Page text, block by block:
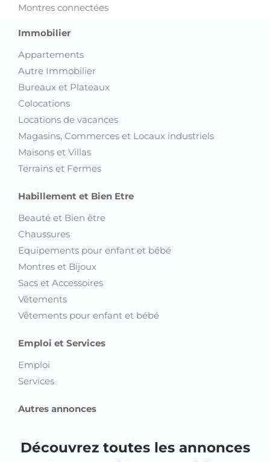
Montres connectées
Immobilier
Appartements
Autre Immobilier
Bureaux et Plateaux
Colocations
Locations de vacances
Magasins, Commerces et Locaux industriels
Maisons et Villas
Terrains et Fermes
Habillement et Bien Etre
Beauté et Bien être
Chaussures
Equipements pour enfant et bébé
Montres et Bijoux
Sacs et Accessoires
Vêtements
Vêtements pour enfant et bébé
Emploi et Services
Emploi
Services
Autres annonces
Découvrez toutes les annonces